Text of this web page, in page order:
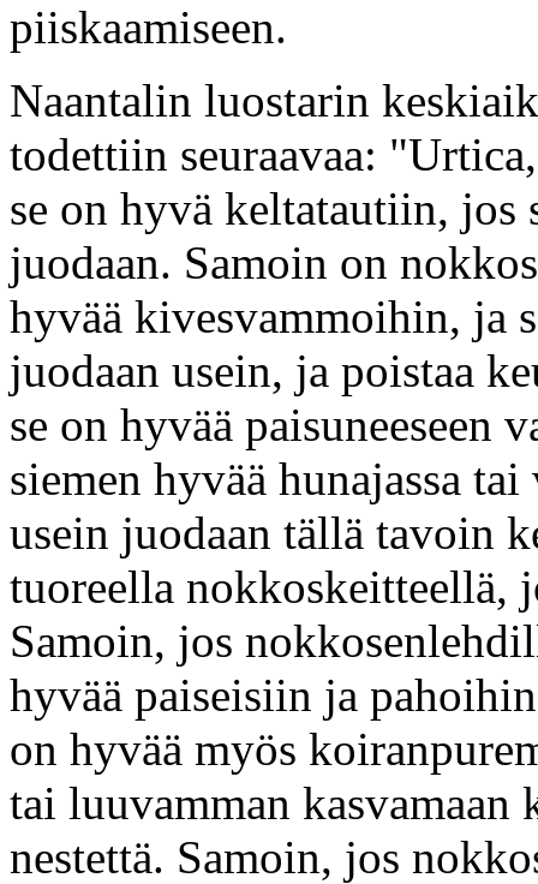
piiskaamiseen.
Naantalin luostarin
todettiin seuraavaa:
se on hyvä keltatautiin,
juodaan. Samoin on
hyvää kivesvammoihin, ja
juodaan usein, ja poistaa
se on hyvää paisuneeseen
siemen hyvää hunajassa
usein juodaan tällä tavoin
tuoreella nokkoskeitteellä,
Samoin, jos
hyvää paiseisiin ja
on hyvää myös
tai luuvamman kasvamaan
nestettä. Samoin, jos